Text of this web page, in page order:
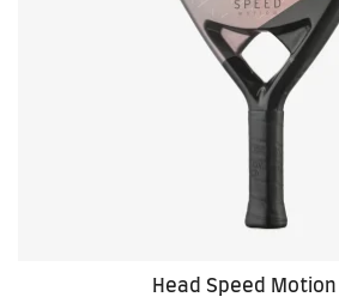
Head Speed Motion